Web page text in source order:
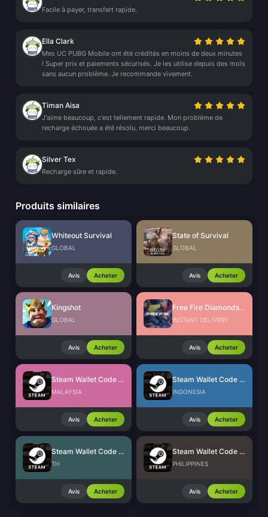
Facile à payer, transfert rapide.
Ella Clark
Mes UC PUBG Mobile ont été crédités en moins de deux minutes
! Super prix et paiements sécurisés. Je les utilise depuis des mois
sans aucun problème. Je recommande vivement.
Timan Aisa
J'aime beaucoup, c'est tellement rapide. Mon problème de
recharge échouée a été résolu, merci beaucoup.
Silver Tex
Recharge sûre et rapide.
Produits similaires
Whiteout Survival
GLOBAL
Avis Acheter
State of Survival
GLOBAL
Avis Acheter
Kingshot
GLOBAL
Avis Acheter
Free Fire Diamonds EU + TR
INSTANT DELIVERY
Avis Acheter
Steam Wallet Code (MYR)
MALAYSIA
Avis Acheter
Steam Wallet Code (IDR)
INDONESIA
Avis Acheter
Steam Wallet Code (THB)
TH
Avis Acheter
Steam Wallet Code (PHP)
PHILIPPINES
Avis Acheter